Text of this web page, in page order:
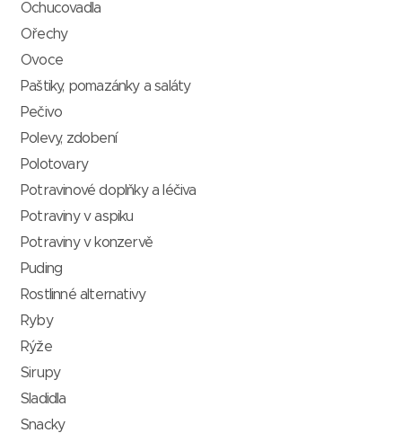
Ochucovadla
Ořechy
Ovoce
Paštiky, pomazánky a saláty
Pečivo
Polevy, zdobení
Polotovary
Potravinové doplňky a léčiva
Potraviny v aspiku
Potraviny v konzervě
Puding
Rostlinné alternativy
Ryby
Rýže
Sirupy
Sladidla
Snacky